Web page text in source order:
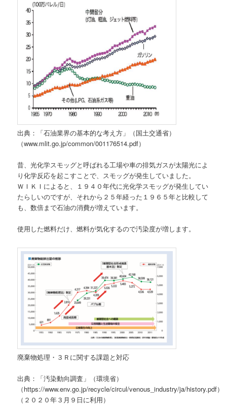
出典：「石油業界の基本的な考え方」（国土交通省）
（www.mlit.go.jp/common/001176514.pdf）
昔、光化学スモッグと呼ばれる工場や車の排気ガスが太陽光によ
り化学反応を起こすことで、スモッグが発生していました。
ＷＩＫＩによると、１９４０年代に光化学スモッグが発生してい
たらしいのですが、それから２５年経った１９６５年と比較して
も、数倍まで石油の消費が増えています。
使用した燃料だけ、燃料が気化するので汚染度が増します。
廃棄物処理・３Ｒに関する課題と対応
出典：「汚染動向調査」（環境省）
（https://www.env.go.jp/recycle/circul/venous_industry/ja/history.pdf）
（２０２０年３月９日に利用）